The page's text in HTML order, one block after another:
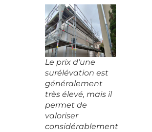
Le prix d’une
surélévation est
généralement
très élevé, mais il
permet de
valoriser
considérablement